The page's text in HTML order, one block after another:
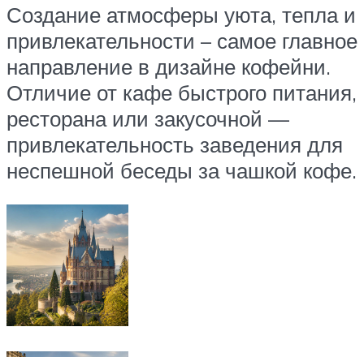
Создание атмосферы уюта, тепла и
привлекательности – самое главное
направление в дизайне кофейни.
Отличие от кафе быстрого питания,
ресторана или закусочной —
привлекательность заведения для
неспешной беседы за чашкой кофе.